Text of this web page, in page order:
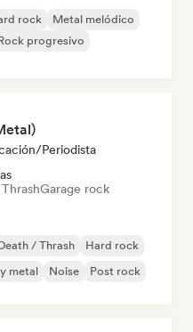
rock
Metal melódico
progresivo
Periodista
Garage rock
/ Thrash
Hard rock
metal Noise Post rock